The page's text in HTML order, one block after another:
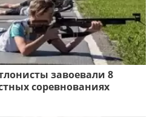
завоевали 8
соревнованиях